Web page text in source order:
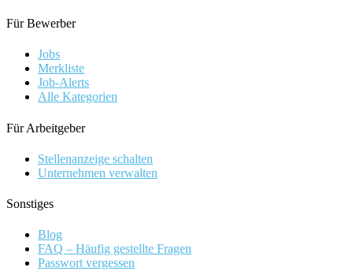
Für Bewerber
Jobs
Merkliste
Job-Alerts
Alle Kategorien
Für Arbeitgeber
Stellenanzeige schalten
Unternehmen verwalten
Sonstiges
Blog
FAQ – Häufig gestellte Fragen
Passwort vergessen